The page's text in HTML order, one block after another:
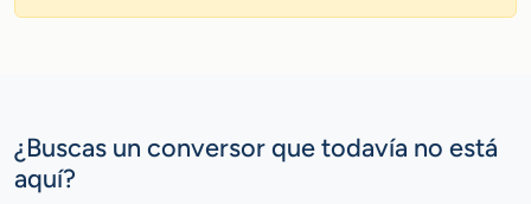
¿Buscas un conversor que todavía no está
aquí?